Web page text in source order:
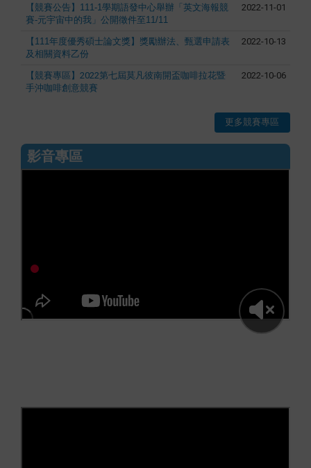
【競賽公告】111-1學期語發中心舉辦「英文海報競
賽-元宇宙中的我」公開徵件至11/11
2022-11-01
【111年度優秀碩士論文獎】獎勵辦法、甄選申請表
及相關資料乙份
2022-10-13
【競賽專區】2022第七屆莫凡彼南開盃咖啡拉花暨
手沖咖啡創意競賽
2022-10-06
更多競賽專區
影音專區